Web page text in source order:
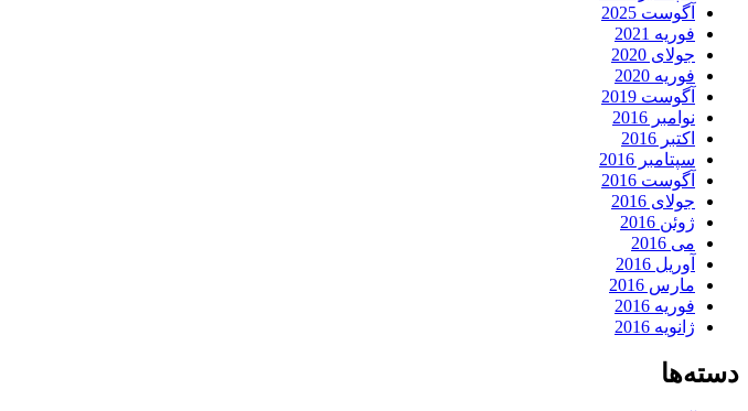
آگوست 2025
فوریه 2021
جولای 2020
فوریه 2020
آگوست 2019
نوامبر 2016
اکتبر 2016
سپتامبر 2016
آگوست 2016
جولای 2016
ژوئن 2016
می 2016
آوریل 2016
مارس 2016
فوریه 2016
ژانویه 2016
دسته‌ها